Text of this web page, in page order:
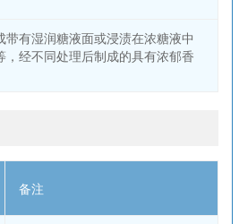
有湿润糖液面或浸渍在浓糖液中
经不同处理后制成的具有浓郁香
备注